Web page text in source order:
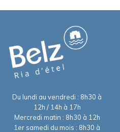
Du lundi au vendredi : 8h30 à
12h / 14h à 17h
Mercredi matin : 8h30 à 12h
1er samedi du mois : 8h30 à